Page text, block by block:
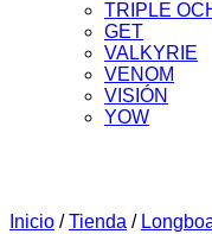
TRIPLE
GET
VALKYRIE
VENOM
VISIÓN
YOW
Inicio / Tienda /